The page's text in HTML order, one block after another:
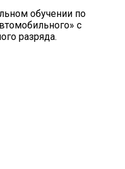
обучении по
с
разряда.